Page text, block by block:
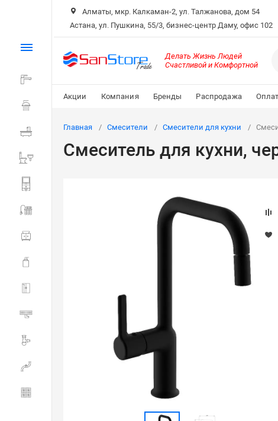
Алматы, мкр. Калкаман-2, ул. Талжанова, дом 54
Астана, ул. Пушкина, 55/3, бизнес-центр Даму, офис 102
Делать Жизнь Людей
Счастливой и Комфортной
Акции Компания Бренды Распродажа
Ванна
Санитарная керамика
Трапы водоотводящие
Сливная и смывная арматура
Главная Смесители Смесители для кухни
Смеситель для кухни,